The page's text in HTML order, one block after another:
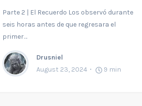
Parte 2 | El Recuerdo Los observó durante
seis horas antes de que regresara el
primer…
Drusniel
August 23, 2024
9 min